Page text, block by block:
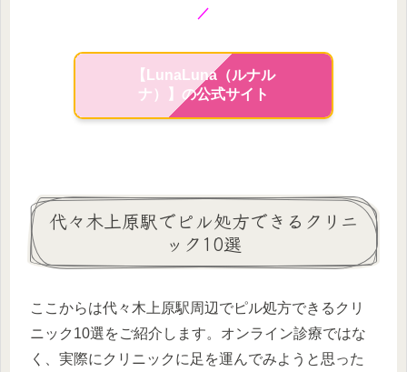
／
【LunaLuna（ルナル
ナ）】の公式サイト
代々木上原駅でピル処方できるクリニ
ック10選
ここからは代々木上原駅周辺でピル処方できるクリ
ニック10選をご紹介します。オンライン診療ではな
く、実際にクリニックに足を運んでみようと思った